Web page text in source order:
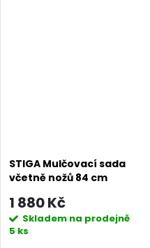
STIGA Mulčovací sada
včetně nožů 84 cm
1 880 Kč
Skladem na prodejně
5 ks